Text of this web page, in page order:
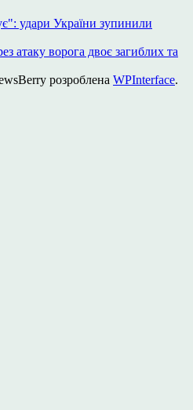
удари України зупинили
атаку ворога двоє загиблих та
розроблена WPInterface.